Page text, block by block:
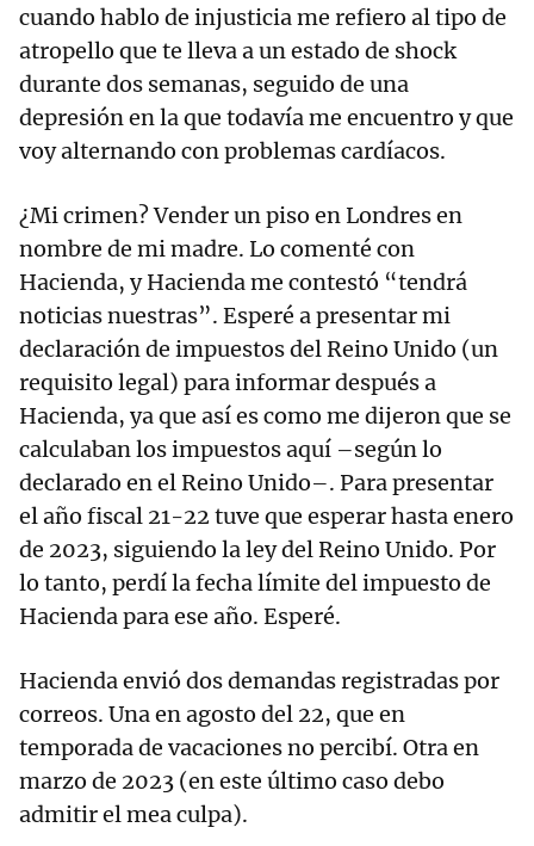
cuando hablo de injusticia me refiero al tipo de
atropello que te lleva a un estado de shock
durante dos semanas, seguido de una
depresión en la que todavía me encuentro y que
voy alternando con problemas cardíacos.
¿Mi crimen? Vender un piso en Londres en
nombre de mi madre. Lo comenté con
Hacienda, y Hacienda me contestó “tendrá
noticias nuestras”. Esperé a presentar mi
declaración de impuestos del Reino Unido (un
requisito legal) para informar después a
Hacienda, ya que así es como me dijeron que se
calculaban los impuestos aquí –según lo
declarado en el Reino Unido–. Para presentar
el año fiscal 21-22 tuve que esperar hasta enero
de 2023, siguiendo la ley del Reino Unido. Por
lo tanto, perdí la fecha límite del impuesto de
Hacienda para ese año. Esperé.
Hacienda envió dos demandas registradas por
correos. Una en agosto del 22, que en
temporada de vacaciones no percibí. Otra en
marzo de 2023 (en este último caso debo
admitir el mea culpa).